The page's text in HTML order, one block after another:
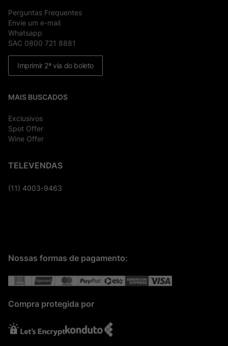
Perguntas Frequentes
Envie um e-mail
Whatsapp
SAC 0800 721 8881
Imprimir 2ª via do boleto
MAIS BUSCADOS
Exclusivos
Spot Offer
Wine Offer
TELEVENDAS
(11) 4003-9463
Nossas formas de pagamento:
Compra protegida por